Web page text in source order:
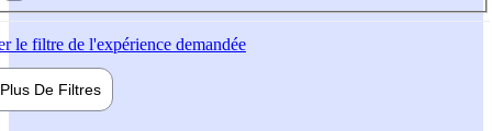
le filtre de l'expérience demandée
Plus De Filtres